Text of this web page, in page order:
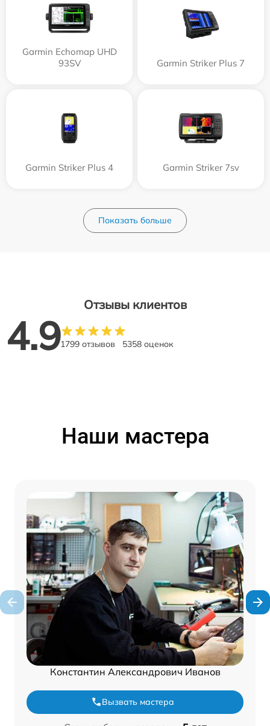
Garmin Echomap UHD
93SV
Garmin Striker Plus 7
Garmin Striker Plus 4 Garmin Striker 7sv
Показать больше
Отзывы клиентов
4.91799 отзывов 5358 оценок
Наши мастера
Константин Александрович Иванов
Вызвать мастера